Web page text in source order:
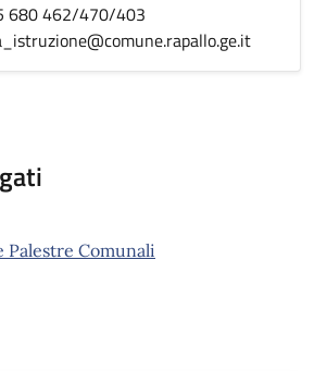
680 462/470/403
Palestre Comunali